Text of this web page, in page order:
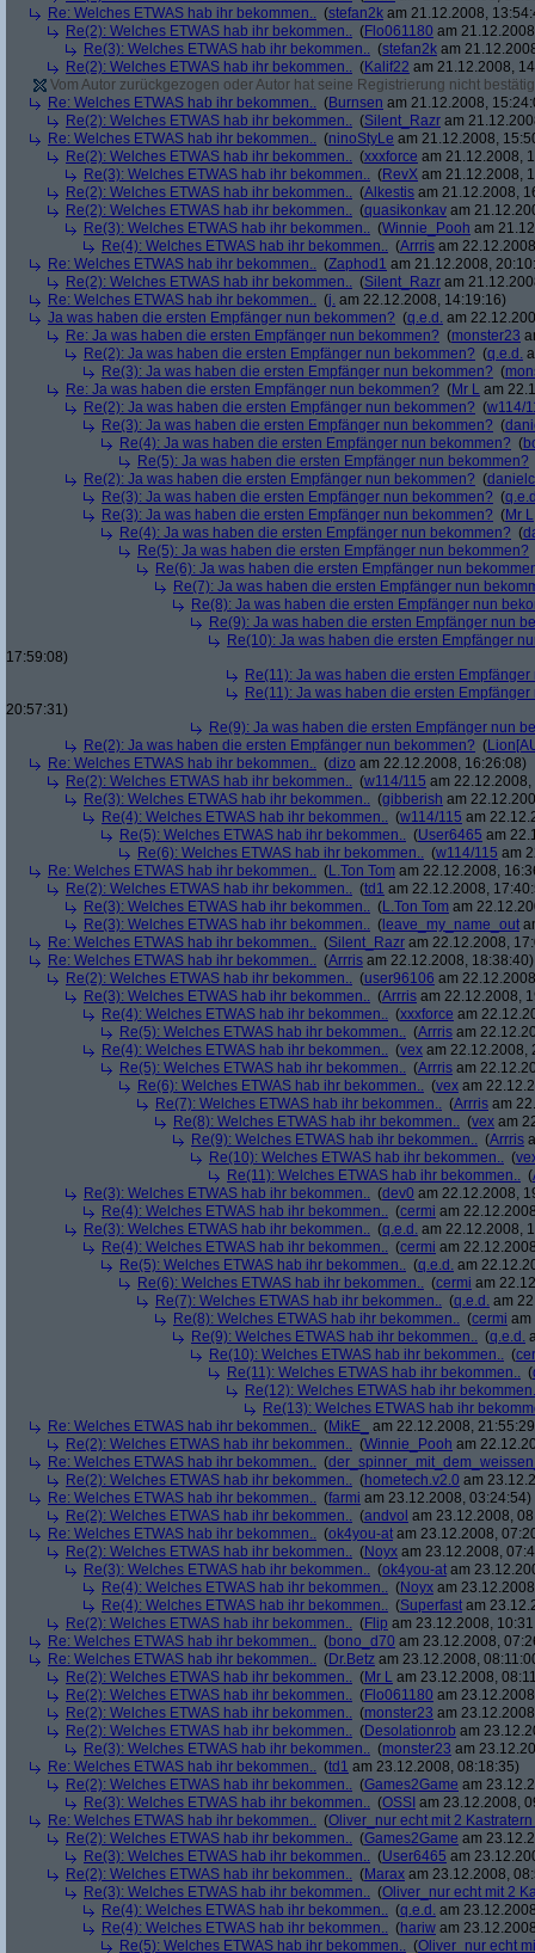
Re: Welches ETWAS hab ihr bekommen.. (stefan2k am 21.12.2008,
Re(2): Welches ETWAS hab ihr bekommen.. (Flo061180 am
Re(3): Welches ETWAS hab ihr bekommen.. (stefan2k am
Re(2): Welches ETWAS hab ihr bekommen.. (Kalif22 am 21.12.2008,
Vom Autor zurückgezogen oder Autor hat seine Registrierung nicht
Re: Welches ETWAS hab ihr bekommen.. (Burnsen am 21.12.2008,
Re(2): Welches ETWAS hab ihr bekommen.. (Silent_Razr am
Re: Welches ETWAS hab ihr bekommen.. (ninoStyLe am 21.12.2008,
Re(2): Welches ETWAS hab ihr bekommen.. (xxxforce am 21.12.2008,
Re(3): Welches ETWAS hab ihr bekommen.. (RevX am 21.12.2008,
Re(2): Welches ETWAS hab ihr bekommen.. (Alkestis am 21.12.2008,
Re(2): Welches ETWAS hab ihr bekommen.. (quasikonkav am
Re(3): Welches ETWAS hab ihr bekommen.. (Winnie_Pooh am
Re(4): Welches ETWAS hab ihr bekommen.. (Arrris am
Re: Welches ETWAS hab ihr bekommen.. (Zaphod1 am 21.12.2008,
Re(2): Welches ETWAS hab ihr bekommen.. (Silent_Razr am
Re: Welches ETWAS hab ihr bekommen.. (j. am 22.12.2008, 14:19:16)
Ja was haben die ersten Empfänger nun bekommen? (q.e.d. am
Re: Ja was haben die ersten Empfänger nun bekommen? (monster23
Re(2): Ja was haben die ersten Empfänger nun bekommen? (q.e.d.
Re(3): Ja was haben die ersten Empfänger nun bekommen? (
Re: Ja was haben die ersten Empfänger nun bekommen? (Mr L am
Re(2): Ja was haben die ersten Empfänger nun bekommen? (w114/
Re(3): Ja was haben die ersten Empfänger nun bekommen? (
Re(4): Ja was haben die ersten Empfänger nun bekommen? (
Re(5): Ja was haben die ersten Empfänger nun bekommen?
Re(2): Ja was haben die ersten Empfänger nun bekommen? (
Re(3): Ja was haben die ersten Empfänger nun bekommen? (
Re(3): Ja was haben die ersten Empfänger nun bekommen? (Mr L
Re(4): Ja was haben die ersten Empfänger nun bekommen? (
Re(5): Ja was haben die ersten Empfänger nun bekommen?
Re(6): Ja was haben die ersten Empfänger nun
Re(7): Ja was haben die ersten Empfänger nun
Re(8): Ja was haben die ersten Empfänger nun
Re(9): Ja was haben die ersten Empfänger nun
Re(10): Ja was haben die ersten Empfänger
17:59:08)
Re(11): Ja was haben die ersten
Re(11): Ja was haben die ersten
20:57:31)
Re(9): Ja was haben die ersten Empfänger nun
Re(2): Ja was haben die ersten Empfänger nun bekommen? (
Re: Welches ETWAS hab ihr bekommen.. (dizo am 22.12.2008, 16:26:08)
Re(2): Welches ETWAS hab ihr bekommen.. (w114/115 am
Re(3): Welches ETWAS hab ihr bekommen.. (gibberish am
Re(4): Welches ETWAS hab ihr bekommen.. (w114/115 am
Re(5): Welches ETWAS hab ihr bekommen.. (User6465 am
Re(6): Welches ETWAS hab ihr bekommen.. (w114/115 am
Re: Welches ETWAS hab ihr bekommen.. (L.Ton Tom am 22.12.2008,
Re(2): Welches ETWAS hab ihr bekommen.. (td1 am 22.12.2008,
Re(3): Welches ETWAS hab ihr bekommen.. (L.Ton Tom am
Re(3): Welches ETWAS hab ihr bekommen.. ( leave_my_name_out
Re: Welches ETWAS hab ihr bekommen.. (Silent_Razr am 22.12.2008,
Re: Welches ETWAS hab ihr bekommen.. (Arrris am 22.12.2008, 18:38:40)
Re(2): Welches ETWAS hab ihr bekommen.. (user96106 am
Re(3): Welches ETWAS hab ihr bekommen.. (Arrris am 22.12.2008,
Re(4): Welches ETWAS hab ihr bekommen.. (xxxforce am
Re(5): Welches ETWAS hab ihr bekommen.. (Arrris am
Re(4): Welches ETWAS hab ihr bekommen.. (vex am 22.12.2008,
Re(5): Welches ETWAS hab ihr bekommen.. (Arrris am
Re(6): Welches ETWAS hab ihr bekommen.. (vex am
Re(7): Welches ETWAS hab ihr bekommen.. (Arrris am
Re(8): Welches ETWAS hab ihr bekommen.. (vex am
Re(9): Welches ETWAS hab ihr bekommen.. (Arrris
Re(10): Welches ETWAS hab ihr bekommen.. (
Re(11): Welches ETWAS hab ihr bekommen.. (
Re(3): Welches ETWAS hab ihr bekommen.. (dev0 am 22.12.2008,
Re(4): Welches ETWAS hab ihr bekommen.. (cermi am
Re(3): Welches ETWAS hab ihr bekommen.. (q.e.d. am 22.12.2008,
Re(4): Welches ETWAS hab ihr bekommen.. (cermi am
Re(5): Welches ETWAS hab ihr bekommen.. (q.e.d. am
Re(6): Welches ETWAS hab ihr bekommen.. (cermi am
Re(7): Welches ETWAS hab ihr bekommen.. (q.e.d. am
Re(8): Welches ETWAS hab ihr bekommen.. (cermi am
Re(9): Welches ETWAS hab ihr bekommen.. (q.e.d.
Re(10): Welches ETWAS hab ihr bekommen.. (
Re(11): Welches ETWAS hab ihr bekommen.. (
Re(12): Welches ETWAS hab ihr
Re(13): Welches ETWAS hab ihr
Re: Welches ETWAS hab ihr bekommen.. (MikE_
am 22.12.2008,
Re(2): Welches ETWAS hab ihr bekommen.. (Winnie_Pooh am
Re: Welches ETWAS hab ihr bekommen.. (
Re(2): Welches ETWAS hab ihr bekommen.. (hometech.v2.0 am
Re: Welches ETWAS hab ihr bekommen.. (farmi am 23.12.2008, 03:24:54)
Re(2): Welches ETWAS hab ihr bekommen.. (andvol am 23.12.2008,
Re: Welches ETWAS hab ihr bekommen.. (ok4you-at am 23.12.2008,
Re(2): Welches ETWAS hab ihr bekommen.. (Noyx am 23.12.2008,
Re(3): Welches ETWAS hab ihr bekommen.. (ok4you-at am
Re(4): Welches ETWAS hab ihr bekommen.. (Noyx am
Re(4): Welches ETWAS hab ihr bekommen.. (Superfast am
Re(2): Welches ETWAS hab ihr bekommen.. (Flip am 23.12.2008,
Re: Welches ETWAS hab ihr bekommen.. (bono_d70 am 23.12.2008,
Re: Welches ETWAS hab ihr bekommen.. (Dr.Betz am 23.12.2008,
Re(2): Welches ETWAS hab ihr bekommen.. (Mr L am 23.12.2008,
Re(2): Welches ETWAS hab ihr bekommen.. (Flo061180 am
Re(2): Welches ETWAS hab ihr bekommen.. (monster23 am
Re(2): Welches ETWAS hab ihr bekommen.. (Desolationrob am
Re(3): Welches ETWAS hab ihr bekommen.. (monster23 am
Re: Welches ETWAS hab ihr bekommen.. (td1 am 23.12.2008, 08:18:35)
Re(2): Welches ETWAS hab ihr bekommen.. (Games2Game am
Re(3): Welches ETWAS hab ihr bekommen.. (OSSI am 23.12.2008,
Re: Welches ETWAS hab ihr bekommen.. (Oliver_nur echt mit 2
Re(2): Welches ETWAS hab ihr bekommen.. (Games2Game am
Re(3): Welches ETWAS hab ihr bekommen.. (User6465 am
Re(2): Welches ETWAS hab ihr bekommen.. (Marax am 23.12.2008,
Re(3): Welches ETWAS hab ihr bekommen.. (Oliver_nur echt mit 2
Re(4): Welches ETWAS hab ihr bekommen.. (q.e.d. am
Re(4): Welches ETWAS hab ihr bekommen.. (hariw am
Re(5): Welches ETWAS hab ihr bekommen.. (Oliver_nur echt